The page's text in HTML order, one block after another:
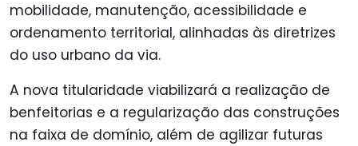
mobilidade, manutenção, acessibilidade e
ordenamento territorial, alinhadas às diretrizes
do uso urbano da via.
A nova titularidade viabilizará a realização de
benfeitorias e a regularização das construções
na faixa de domínio, além de agilizar futuras